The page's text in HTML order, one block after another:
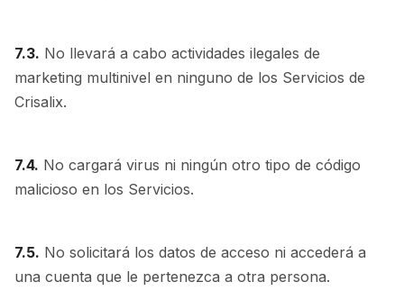
7.3. No llevará a cabo actividades ilegales de
marketing multinivel en ninguno de los Servicios de
Crisalix.
7.4. No cargará virus ni ningún otro tipo de código
malicioso en los Servicios.
7.5. No solicitará los datos de acceso ni accederá a
una cuenta que le pertenezca a otra persona.